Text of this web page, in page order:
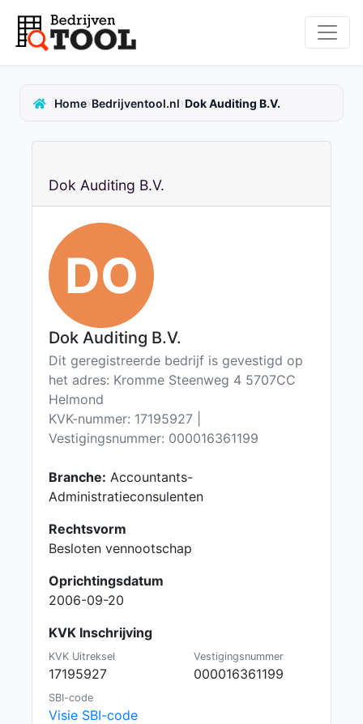
Home›Bedrijventool.nl›Dok Auditing B.V.
Dok Auditing B.V.
DO
Dok Auditing B.V.
Dit geregistreerde bedrijf is gevestigd op
het adres: Kromme Steenweg 4 5707CC
Helmond
KVK-nummer: 17195927 |
Vestigingsnummer: 000016361199
Branche: Accountants-
Administratieconsulenten
Rechtsvorm
Besloten vennootschap
Oprichtingsdatum
2006-09-20
KVK Inschrijving
KVK Uitreksel
17195927
Vestigingsnummer
000016361199
SBI-code
Visie SBI-code